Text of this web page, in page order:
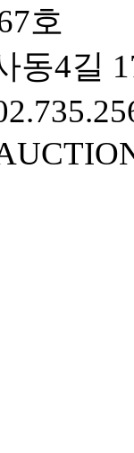
호
동4길